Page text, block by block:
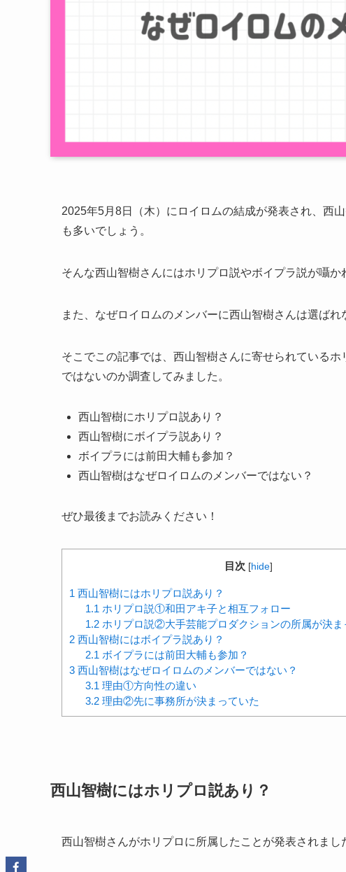
2025年5月8日（木）にロイロムの結成が発表され、西
も多いでしょう。
そんな西山智樹さんにはホリプロ説やボイプラ説が囁
また、なぜロイロムのメンバーに西山智樹さんは選ばれ
そこでこの記事では、 西山智樹さんに寄せられている
ではないのか調査してみました。
西山智樹にホリプロ説あり？
西山智樹にボイプラ説あり？
ボイプラには前田大輔も参加？
西山智樹はなぜロイロムのメンバーではない？
ぜひ最後までお読みください！
目次 [hide]
1 西山智樹にはホリプロ説あり？
1.1 ホリプロ説①和田アキ子と相互フォロー
1.2ホリプロ説②大手芸能プロダクションの所属が決ま
2 西山智樹にはボイプラ説あり？
2.1 ボイプラには前田大輔も参加？
3 西山智樹はなぜロイロムのメンバーではない？
3.1 理由①方向性の違い
3.2理由②先に事務所が決まっていた
西山智樹にはホリプロ説あり？
西山智樹さんがホリプロに所属した ことが発表されまし